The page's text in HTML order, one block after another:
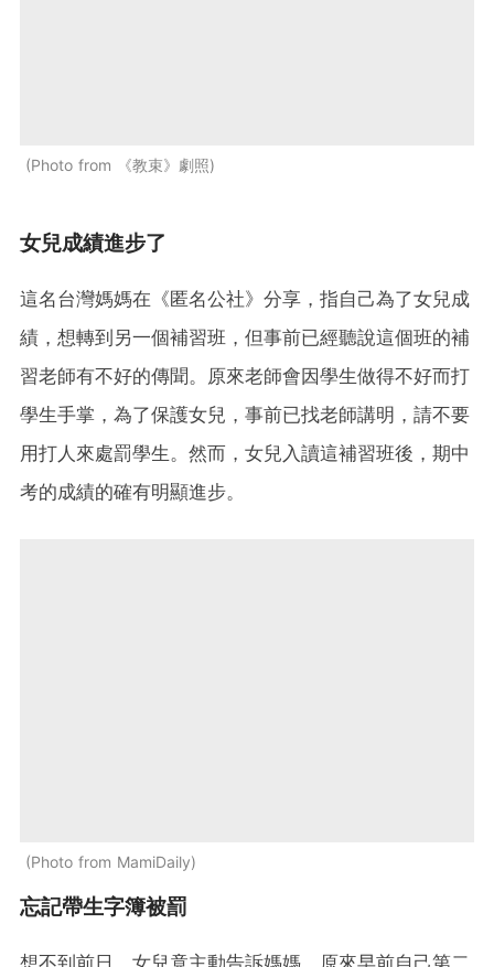
Photo from 《教束》劇照
女兒成績進步了
這名台灣媽媽在《匿名公社》分享，指自己為了女兒成
績，想轉到另一個補習班，但事前已經聽說這個班的補
習老師有不好的傳聞。原來老師會因學生做得不好而打
學生手掌，為了保護女兒，事前已找老師講明，請不要
用打人來處罰學生。然而，女兒入讀這補習班後，期中
考的成績的確有明顯進步。
Photo from MamiDaily
忘記帶生字簿被罰
想不到前日，女兒竟主動告訴媽媽，原來早前自己第二